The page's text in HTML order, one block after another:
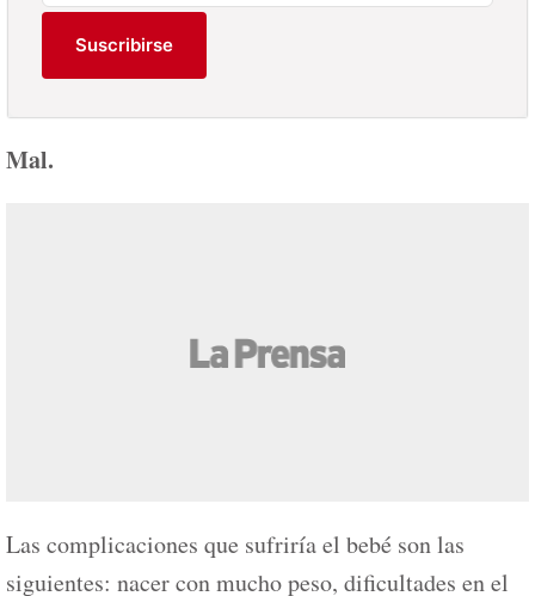
Suscribirse
Mal.
Las complicaciones que sufriría el bebé son las
siguientes: nacer con mucho peso, dificultades en el